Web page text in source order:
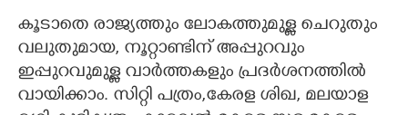
കൂടാതെ രാജ്യത്തും ലോകത്തുമുള്ള ചെറുതും
വലുതുമായ, നൂറ്റാണ്ടിന് അപ്പുറവും
ഇപ്പുറവുമുള്ള വാർത്തകളും പ്രദർശനത്തിൽ
വായിക്കാം. സിറ്റി പത്രം,കേരള ശിഖ, മലയാള